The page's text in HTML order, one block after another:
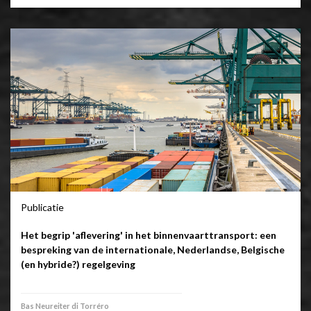
Publicatie
Het begrip 'aflevering' in het binnenvaarttransport: een
bespreking van de internationale, Nederlandse, Belgische
(en hybride?) regelgeving
Bas Neureiter di Torréro